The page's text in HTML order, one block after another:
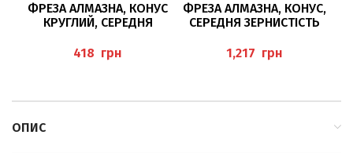
ФРЕЗА АЛМАЗНА, КОНУС
КРУГЛИЙ, СЕРЕДНЯ
грн
ФРЕЗА АЛМАЗНА, КОНУС,
СЕРЕДНЯ ЗЕРНИСТІСТЬ
грн
ОПИС